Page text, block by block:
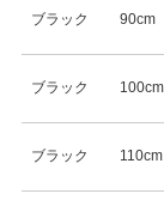
ブラック 90cm
ブラック 100cm
ブラック 110cm